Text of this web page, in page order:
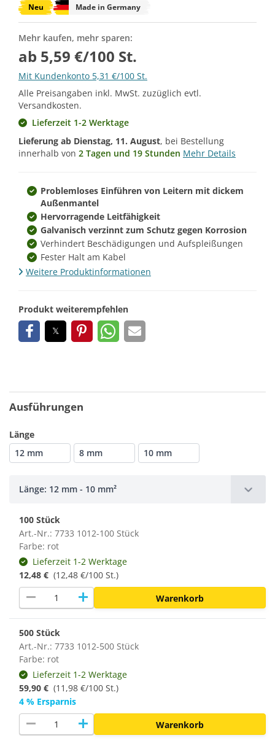
Neu
Made in Germany
Mehr kaufen, mehr sparen:
ab 5,59 €/100 St.
Mit Kundenkonto 5,31 €/100 St.
Alle Preisangaben inkl. MwSt. zuzüglich evtl.
Versandkosten.
Lieferzeit 1-2 Werktage
Lieferung ab Dienstag, 11. August, bei Bestellung
innerhalb von 2 Tagen und 19 Stunden Mehr Details
Problemloses Einführen von Leitern mit dickem
Außenmantel
Hervorragende Leitfähigkeit
Galvanisch verzinnt zum Schutz gegen Korrosion
Verhindert Beschädigungen und Aufspleißungen
Fester Halt am Kabel
Weitere Produktinformationen
Produkt weiterempfehlen
Ausführungen
Länge
12 mm
8 mm 10 mm
Länge: 12 mm - 10 mm²
100 Stück
Art.-Nr.: 7733 1012-100 Stück
Farbe: rot
Lieferzeit 1-2 Werktage
12,48 € (12,48 €/100 St.)
remove add Warenkorb
500 Stück
Art.-Nr.: 7733 1012-500 Stück
Farbe: rot
Lieferzeit 1-2 Werktage
59,90 € (11,98 €/100 St.)
4 % Ersparnis
remove add Warenkorb